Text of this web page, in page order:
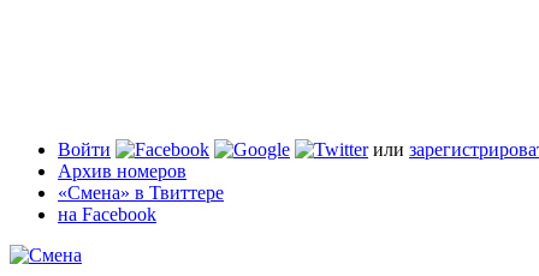
Войти или
Архив номеров
«Смена» в Твиттере
на Facebook